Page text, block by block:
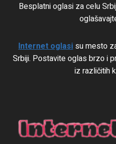
Besplatni oglasi za celu
Internet oglasi su mesto
Srbiji. Postavite oglas brzo i
iz različitih